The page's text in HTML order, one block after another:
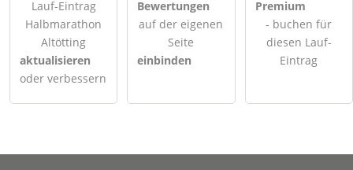
Lauf-Eintrag
Halbmarathon
Altötting
aktualisieren
oder verbessern
Bewertungen
auf der eigenen
Seite
einbinden
Premium
- buchen für
diesen Lauf-
Eintrag